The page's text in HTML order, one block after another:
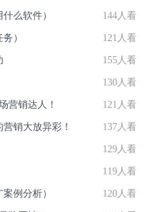
么软件） 144人看
） 121人看
155人看
130人看
营销达人！ 121人看
销大放异彩！ 137人看
129人看
119人看
例分析） 120人看